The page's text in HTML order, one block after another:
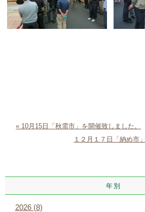
« 10月15日「秋需市」を開催致しました。
１２月１７日「納め市
年別
2026 (8)